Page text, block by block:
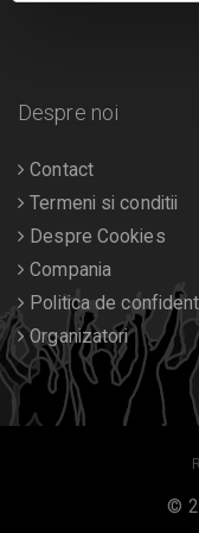
Despre noi
Contact
Termeni si conditii
Despre Cookies
Compania
Politica de
Organizatori
©